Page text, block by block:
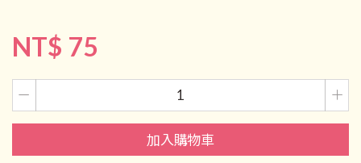
NT$ 75
加入購物車